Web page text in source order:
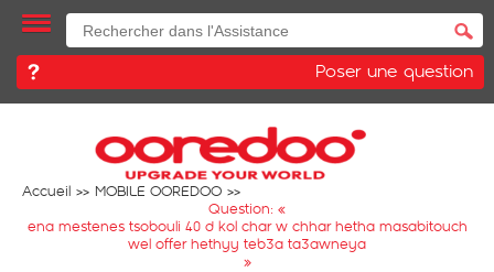
Poser une question
Accueil
MOBILE OOREDOO
Question: «
ena mestenes tsobouli 40 d kol char w chhar hetha masabitouch
wel offer hethyy teb3a ta3awneya
»